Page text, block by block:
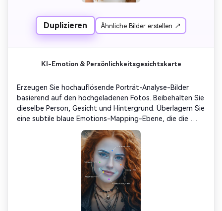
Gesamtdesign: ruhig, schön und informativ, wie ein
digitaler Analysebildschirm in einem Friseursalon.
Duplizieren Ähnliche Bilder erstellen ↗
KI-Emotion & Persönlichkeitsgesichtskarte
Erzeugen Sie hochauflösende Porträt-Analyse-Bilder
basierend auf den hochgeladenen Fotos. Beibehalten Sie
dieselbe Person, Gesicht und Hintergrund. Überlagern Sie
eine subtile blaue Emotions-Mapping-Ebene, die die
erkannten Gesichtsausdrücke zeigt – Augen, Mundwinkel
und Augenbrauen. Fügen Sie kleine Etiketten mit weißen
Linien hinzu, die auf jeden Schlüsselbereich zeigen:
„Vertrauen- %“, „Glücklichkeit-%“, „Ruhe-%“, „Energie-
%“, „Zugänglichkeit-%“, jeweils mit runden Markierungen
in verschiedenen Farben kodiert. Unten in der Mitte ist
der „AI Persönlichkeit Index: (0-100%)“ in sauberer,
moderner Typografie angezeigt. Gesamtton: